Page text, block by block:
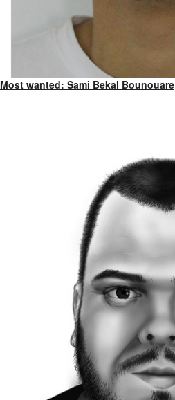
Most wanted: Sami Bekal Bounouare